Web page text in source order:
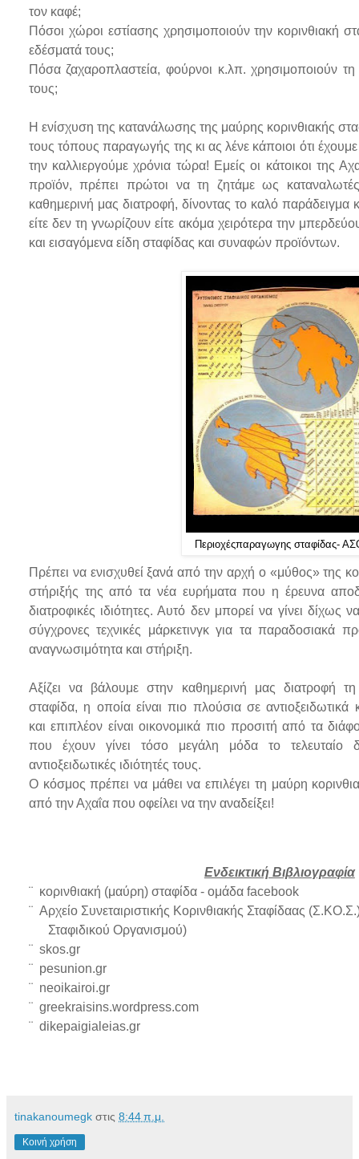
τον καφέ;
Πόσοι χώροι εστίασης χρησιμοποιούν την κορινθιακή
εδέσματά τους;
Πόσα ζαχαροπλαστεία, φούρνοι κ.λπ. χρησιμοποιούν
τους;
Η ενίσχυση της κατανάλωσης της μαύρης κορινθιακής
τους τόπους παραγωγής της κι ας λένε κάποιοι ότι
την καλλιεργούμε χρόνια τώρα! Εμείς οι κάτοικοι της
προϊόν, πρέπει πρώτοι να τη ζητάμε ως
καθημερινή μας διατροφή, δίνοντας το καλό παράδειγμα
είτε δεν τη γνωρίζουν είτε ακόμα χειρότερα την
και εισαγόμενα είδη σταφίδας και συναφών προϊόντων.
Περιοχέςπαραγωγης σταφίδας-
Πρέπει να ενισχυθεί ξανά από την αρχή ο «μύθος» της
στήριξής της από τα νέα ευρήματα που η έρευνα
διατροφικές ιδιότητες. Αυτό δεν μπορεί να γίνει δίχως
σύγχρονες τεχνικές μάρκετινγκ για τα παραδοσιακά
αναγνωσιμότητα και στήριξη.
Αξίζει να βάλουμε στην καθημερινή μας διατροφή
σταφίδα, η οποία είναι πιο πλούσια σε αντιοξειδωτικά
καιεπιπλέον είναι οικονομικά πιο προσιτή από τα
που έχουν γίνει τόσο μεγάλη μόδα το τελευταίο
αντιοξειδωτικές ιδιότητές τους.
Ο κόσμος πρέπει να μάθει να επιλέγει τη μαύρη
από την Αχαΐα που οφείλει να την αναδείξει!
Ενδεικτική Βιβλιογραφία
¨ κορινθιακή (μαύρη) σταφίδα - ομάδα facebook
¨ Αρχείο Συνεταιριστικής Κορινθιακής Σταφίδαας
Σταφιδικού Οργανισμού)
¨ skos.gr
¨ pesunion.gr
¨ neoikairoi.gr
¨ greekraisins.wordpress.com
¨ dikepaigialeias.gr
tinakanoumegk στις 8:44 π.μ.
Κοινή χρήση